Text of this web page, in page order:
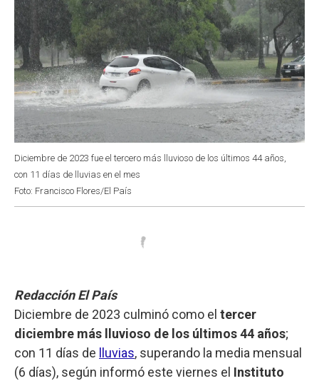
Diciembre de 2023 fue el tercero más lluvioso de los últimos 44 años,
con 11 días de lluvias en el mes
Foto: Francisco Flores/El País
Redacción El País
Diciembre de 2023 culminó como el tercer
diciembre más lluvioso de los últimos 44 años;
con 11 días de
lluvias, superando la media mensual
(6 días), según informó este viernes el Instituto